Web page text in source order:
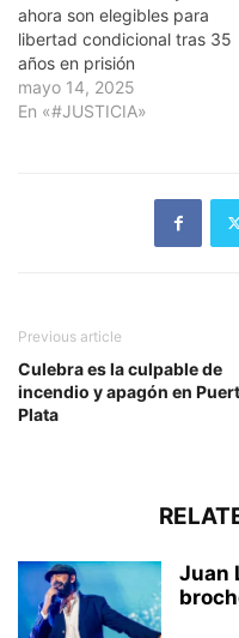
ahora son elegibles para
libertad condicional tras 35
años en prisión
mayo 14, 2025
En «#JUSTICIA»
Previous article
Culebra es la culpable de
incendio y apagón en
Plata
Juan